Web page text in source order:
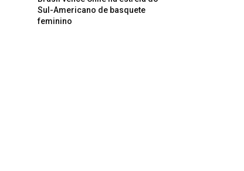
Sul-Americano de basquete
feminino